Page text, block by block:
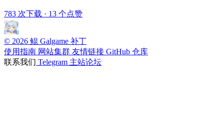
783 次下载 · 13 个点赞
© 2026 鲲 Galgame 补丁
使用指南 网站集群 友情链接 GitHub 仓库
联系我们 Telegram 主站论坛